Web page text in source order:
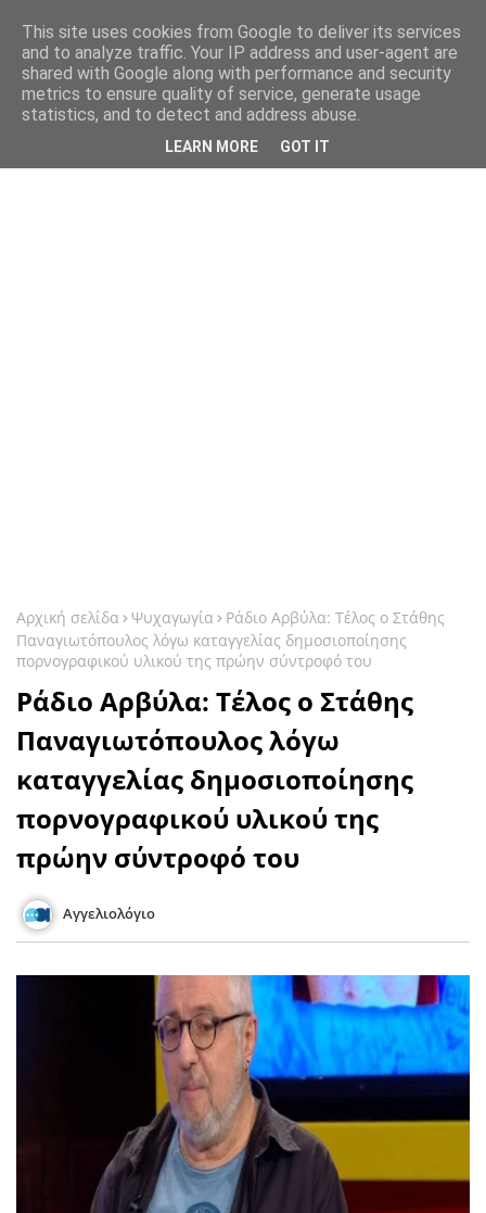
Αρχική σελίδα Ψυχαγωγία
Ράδιο Αρβύλα: Τέλος ο Στάθης
Παναγιωτόπουλος λόγω καταγγελίας δημοσιοποίησης
πορνογραφικού υλικού της πρώην σύντροφό του
Ράδιο Αρβύλα: Τέλος ο Στάθης
Παναγιωτόπουλος λόγω
καταγγελίας δημοσιοποίησης
πορνογραφικού υλικού της
πρώην σύντροφό του
Αγγελιολόγιο
This site uses cookies from Google to deliver its services
and to analyze traffic. Your IP address and user-agent are
shared with Google along with performance and security
metrics to ensure quality of service, generate usage
statistics, and to detect and address abuse.
LEARN MORE GOT IT